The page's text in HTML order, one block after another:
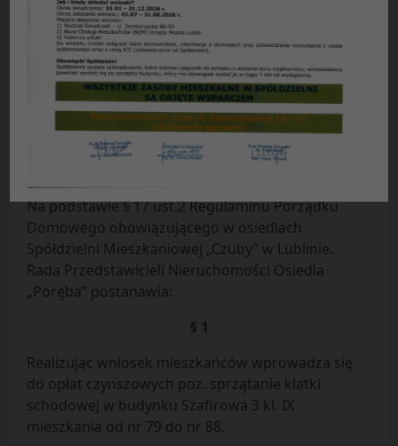
UCHWAŁA Nr 8/2020
z dnia 19 lutego 2020 roku
Rady Przedstawicieli Nieruchomości Osiedla
„Poręba” Spółdzielni Mieszkaniowej „Czuby” w
Lublinie.
W sprawie wprowadzenia do opłat czynszowych
poz. sprzątanie klatki schodowej w budynku
Na podstawie § 17 ust.2 Regulaminu Porządku
Domowego obowiązującego w osiedlach
Spółdzielni Mieszkaniowej „Czuby” w Lublinie.
Rada Przedstawicieli Nieruchomości Osiedla
„Poręba” postanawia:
§ 1
Realizując wniosek mieszkańców wprowadza się
do opłat czynszowych poz. sprzątanie klatki
schodowej w budynku Szafirowa 3 kl. IX
mieszkania od nr 79 do nr 88.